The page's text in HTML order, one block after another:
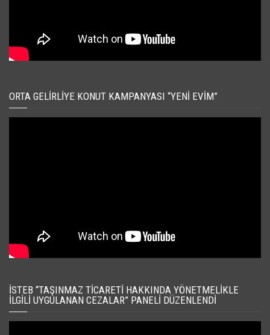
ORTA GELIRLIYE KONUT KAMPANYASI “YENI EVIM”
İSTEB “TAŞINMAZ TICARETI HAKKINDA YÖNETMELIKLE
İLGILI UYGULANAN CEZALAR” PANELI DÜZENLENDI